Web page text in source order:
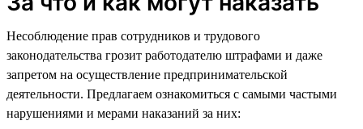
Несоблюдение прав сотрудников и трудового
законодательства грозит работодателю штрафами и даже
запретом на осуществление предпринимательской
деятельности. Предлагаем ознакомиться с самыми частыми
нарушениями и мерами наказаний за них: